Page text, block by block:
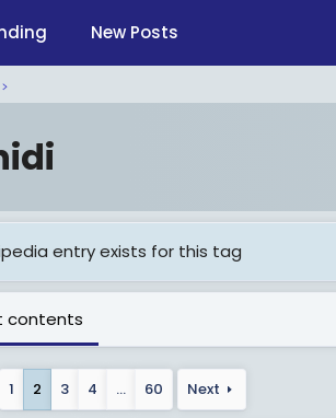
New Posts
entry exists for this tag
contents
1 2 3 4 … 60 Next